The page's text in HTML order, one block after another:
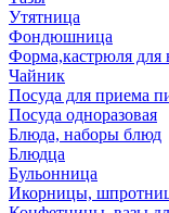
Утятница
Фондюшница
Форма,кастрюля для
Чайник
Посуда для приема
Посуда одноразовая
Блюда, наборы блюд
Блюдца
Бульонница
Икорницы,